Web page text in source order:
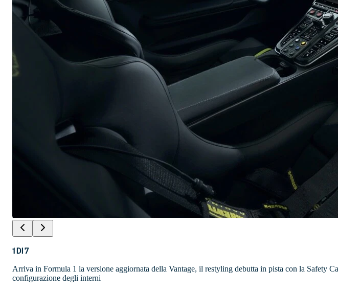
1DI7
Arriva in Formula 1 la versione aggiornata della Vantage, il restyling debutta in pista con la Safety
configurazione degli interni